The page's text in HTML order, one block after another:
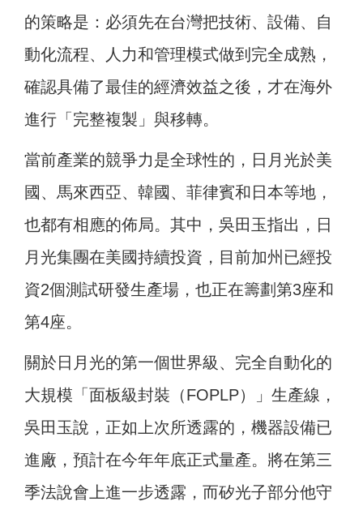
的策略是：必須先在台灣把技術、設備、自
動化流程、人力和管理模式做到完全成熟，
確認具備了最佳的經濟效益之後，才在海外
進行「完整複製」與移轉。
當前產業的競爭力是全球性的，日月光於美
國、馬來西亞、韓國、菲律賓和日本等地，
也都有相應的佈局。其中，吳田玉指出，日
月光集團在美國持續投資，目前加州已經投
資2個測試研發生產場，也正在籌劃第3座和
第4座。
關於日月光的第一個世界級、完全自動化的
大規模「面板級封裝（FOPLP）」生產線，
吳田玉說，正如上次所透露的，機器設備已
進廠，預計在今年年底正式量產。將在第三
季法說會上進一步透露，而矽光子部分他守